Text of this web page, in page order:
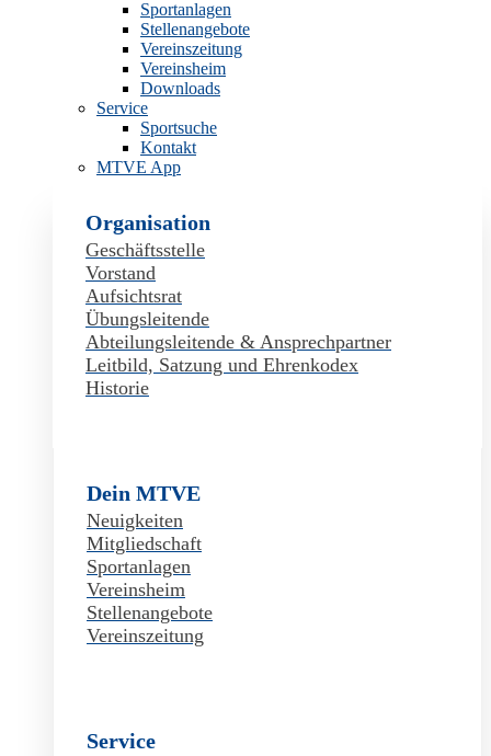
Sportanlagen
Stellenangebote
Vereinszeitung
Vereinsheim
Downloads
Service
Sportsuche
Kontakt
MTVE App
Organisation
Geschäftsstelle
Vorstand
Aufsichtsrat
Übungsleitende
Abteilungsleitende & Ansprechpartner
Leitbild, Satzung und Ehrenkodex
Historie
Dein MTVE
Neuigkeiten
Mitgliedschaft
Sportanlagen
Vereinsheim
Stellenangebote
Vereinszeitung
Service